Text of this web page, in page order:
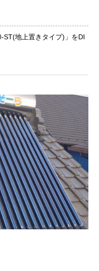
ST(地上置きタイプ)」をDI